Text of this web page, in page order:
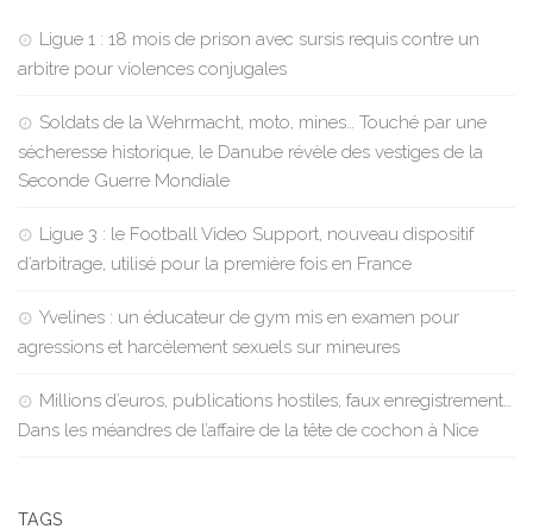
Ligue 1 : 18 mois de prison avec sursis requis contre un
arbitre pour violences conjugales
Soldats de la Wehrmacht, moto, mines… Touché par une
sécheresse historique, le Danube révèle des vestiges de la
Seconde Guerre Mondiale
Ligue 3 : le Football Video Support, nouveau dispositif
d’arbitrage, utilisé pour la première fois en France
Yvelines : un éducateur de gym mis en examen pour
agressions et harcèlement sexuels sur mineures
Millions d’euros, publications hostiles, faux enregistrement…
Dans les méandres de l’affaire de la tête de cochon à Nice
TAGS